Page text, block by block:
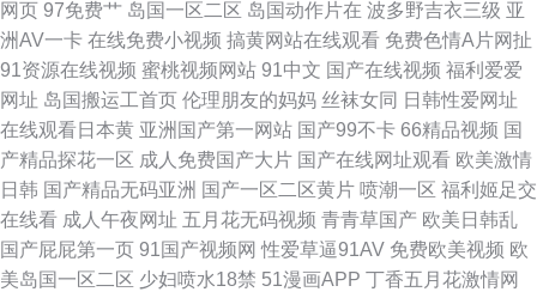
网页 97免费艹 岛国一区二区 岛国动作片在 波多野吉衣三级 亚
洲AV一卡 在线免费小视频 搞黄网站在线观看 免费色情A片网扯
91资源在线视频 蜜桃视频网站 91中文 国产在线视频 福利爱爱
网址 岛国搬运工首页 伦理朋友的妈妈 丝袜女同 日韩性爱网址
在线观看日本黄 亚洲国产第一网站 国产99不卡 66精品视频 国
产精品探花一区 成人免费国产大片 国产在线网址观看 欧美激情
日韩 国产精品无码亚洲 国产一区二区黄片 喷潮一区 福利姬足交
在线看 成人午夜网址 五月花无码视频 青青草国产 欧美日韩乱
国产屁屁第一页 91国产视频网 性爱草逼91AV 免费欧美视频 欧
美岛国一区二区 少妇喷水18禁 51漫画APP 丁香五月花激情网